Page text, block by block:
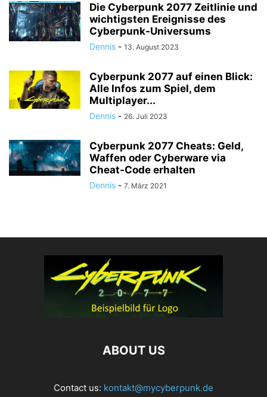
Die Cyberpunk 2077 Zeitlinie und
wichtigsten Ereignisse des
Cyberpunk-Universums
Dennis - 13. August 2023
Cyberpunk 2077 auf einen Blick:
Alle Infos zum Spiel, dem
Multiplayer...
Dennis - 26. Juli 2023
Cyberpunk 2077 Cheats: Geld,
Waffen oder Cyberware via
Cheat-Code erhalten
Dennis - 7. März 2021
ABOUT US
Contact us: kontakt@mycyberpunk.de